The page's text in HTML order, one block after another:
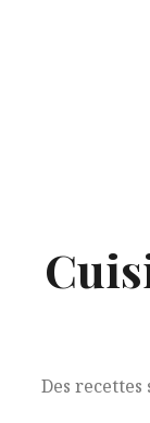
Des